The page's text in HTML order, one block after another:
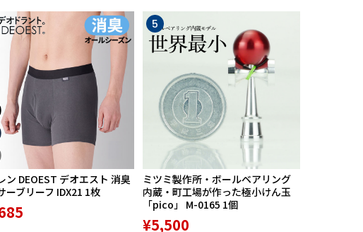
わりつかずサラッとした使い心地です。
と共に歩み、良質な麻織物製品を提供している滋賀
ン DEOEST デオエスト 消臭
ーブリーフ IDX21 1枚
5
ミツミ製作所・ボールベアリング
内蔵・町工場が作った極小けん玉
「pico」 M-0165 1個
¥5,500